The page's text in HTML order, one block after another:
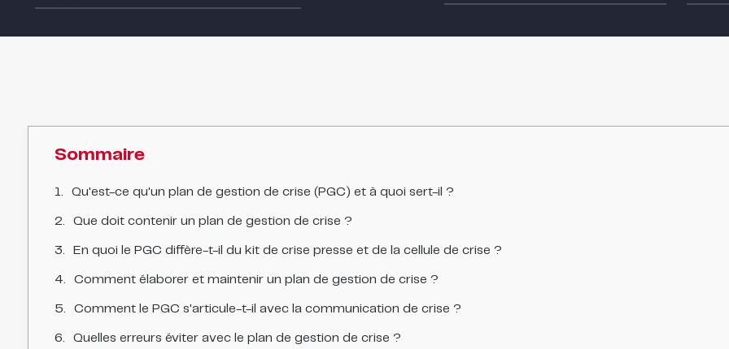
Sommaire
Qu'est-ce qu'un plan de gestion de crise (PGC) et à quoi sert-il ?
Que doit contenir un plan de gestion de crise ?
En quoi le PGC diffère-t-il du kit de crise presse et de la cellule de crise ?
Comment élaborer et maintenir un plan de gestion de crise ?
Comment le PGC s'articule-t-il avec la communication de crise ?
Quelles erreurs éviter avec le plan de gestion de crise ?